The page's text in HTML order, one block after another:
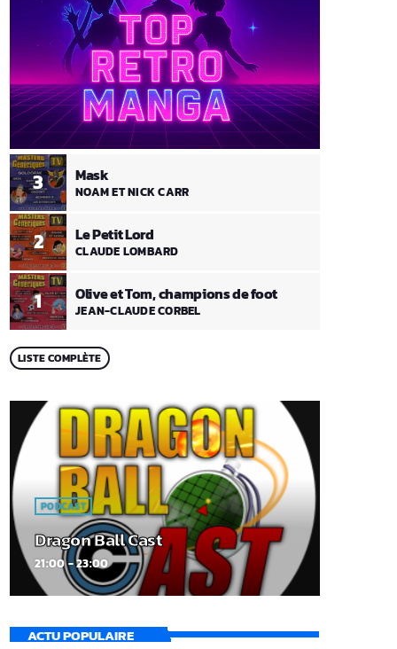
1 Olive et Tom, champions de foot
JEAN-CLAUDE CORBEL
2 Le Petit Lord
CLAUDE LOMBARD
3 Mask
NOAM ET NICK CARR
LISTE COMPLÈTE
PODCAST
Dragon Ball Cast
21:00 - 23:00
ACTU POPULAIRE